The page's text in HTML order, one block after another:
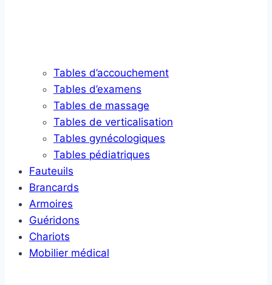
Tables d’accouchement
Tables d’examens
Tables de massage
Tables de verticalisation
Tables gynécologiques
Tables pédiatriques
Fauteuils
Brancards
Armoires
Guéridons
Chariots
Mobilier médical